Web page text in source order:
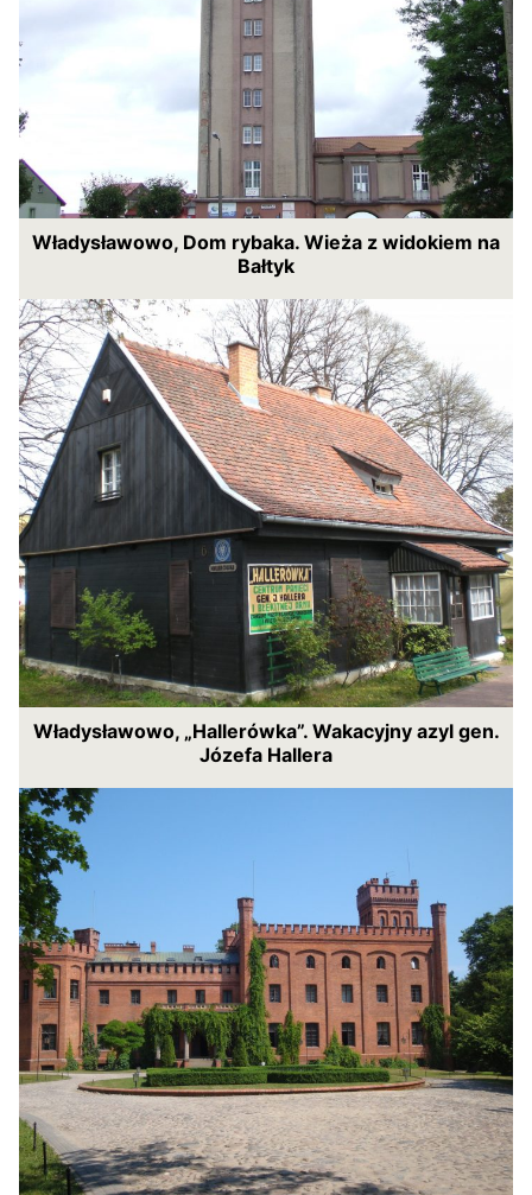
Władysławowo, Dom rybaka. Wieża z widokiem na
Bałtyk
Władysławowo, „Hallerówka”. Wakacyjny azyl gen.
Józefa Hallera